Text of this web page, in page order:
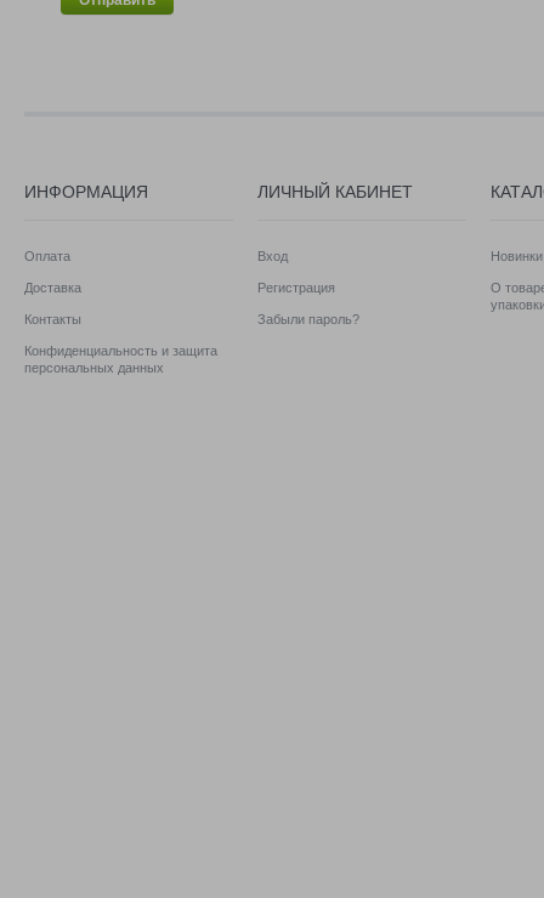
ИНФОРМАЦИЯ
Оплата
Доставка
Контакты
Конфиденциальность и защита
персональных данных
ЛИЧНЫЙ КАБИНЕТ
Вход
Регистрация
Забыли пароль?
Новинки
О